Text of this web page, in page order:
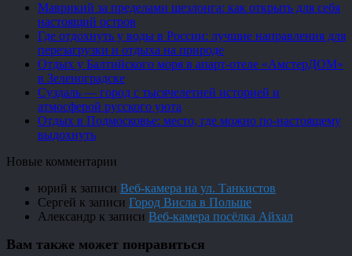
Маврикий за пределами шезлонга: как открыть для себя
настоящий остров
Где отдохнуть у воды в России: лучшие направления для
перезагрузки и отдыха на природе
Отдых у Балтийского моря в апарт-отеле «АмстерДОМ»
в Зеленоградске
Суздаль — город с тысячелетней историей и
атмосферой русского уюта
Отдых в Подмосковье: место, где можно по-настоящему
выдохнуть
Новые комментарии
юрий к записи Веб-камера на ул. Танкистов
Сергей к записи Город Висла в Польше
Александр к записи Веб-камера посёлка Айхал
Вам также может понравиться